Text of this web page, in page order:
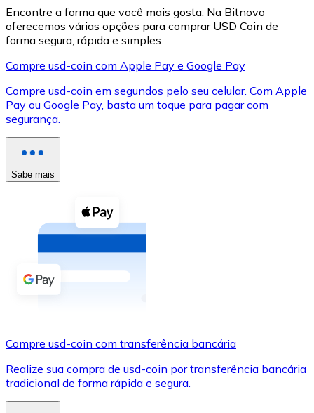
XRP
XRP
Ver tudo
Cupons cripto
Compre criptomoedas com dinheiro e outros
Comprar com dinheiro
Transferência SEPA
Use cartões Visa e Mastercard para comprar
Comprar com cartão
Encontre a forma que você mais gosta. Na Bitnovo
oferecemos várias opções para comprar USD Coin de
forma segura, rápida e simples.
Compre usd-coin com Apple Pay e Google Pay
Compre usd-coin em segundos pelo seu celular. Com Apple
Pay ou Google Pay, basta um toque para pagar com
segurança.
Sabe mais
Compre usd-coin com transferência bancária
Realize sua compra de usd-coin por transferência bancária
tradicional de forma rápida e segura.